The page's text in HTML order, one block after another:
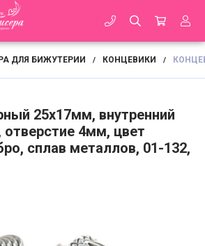
ДЛЯ БИЖУТЕРИИ / КОНЦЕВИКИ /
25х17мм, внутренний
4мм, цвет
сплав металлов, 01-132,